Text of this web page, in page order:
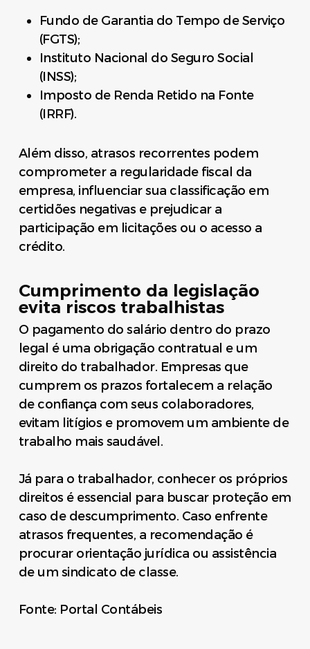
Fundo de Garantia do Tempo de Serviço
(FGTS);
Instituto Nacional do Seguro Social
(INSS);
Imposto de Renda Retido na Fonte
(IRRF).
Além disso, atrasos recorrentes podem
comprometer a regularidade fiscal da
empresa, influenciar sua classificação em
certidões negativas e prejudicar a
participação em licitações ou o acesso a
crédito.
Cumprimento da legislação
evita riscos trabalhistas
O pagamento do salário dentro do prazo
legal é uma obrigação contratual e um
direito do trabalhador. Empresas que
cumprem os prazos fortalecem a relação
de confiança com seus colaboradores,
evitam litígios e promovem um ambiente de
trabalho mais saudável.
Já para o trabalhador, conhecer os próprios
direitos é essencial para buscar proteção em
caso de descumprimento. Caso enfrente
atrasos frequentes, a recomendação é
procurar orientação jurídica ou assistência
de um sindicato de classe.
Fonte: Portal Contábeis